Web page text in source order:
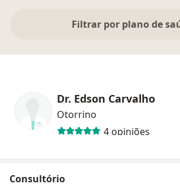
Filtrar por plano de
Dr. Edson Carvalho
Otorrino
4 opiniões
Consultório